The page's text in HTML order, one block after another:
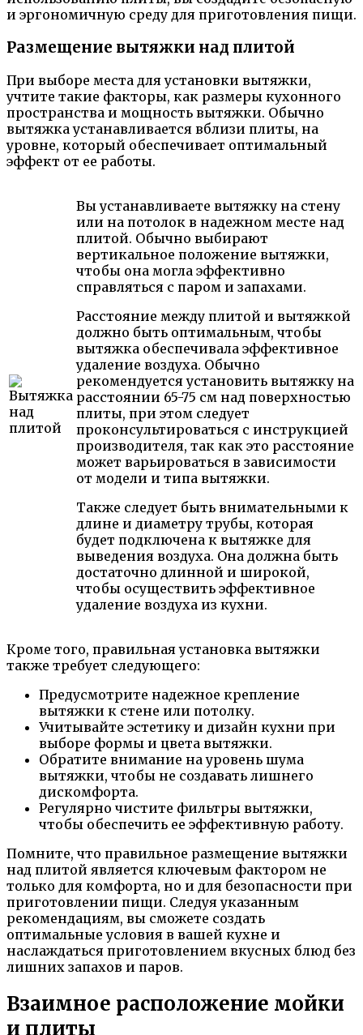
и эргономичную среду для приготовления пищи.
Размещение вытяжки над плитой
При выборе места для установки вытяжки,
учтите такие факторы, как размеры кухонного
пространства и мощность вытяжки. Обычно
вытяжка устанавливается вблизи плиты, на
уровне, который обеспечивает оптимальный
эффект от ее работы.
Вы устанавливаете вытяжку на стену
или на потолок в надежном месте над
плитой. Обычно выбирают
вертикальное положение вытяжки,
чтобы она могла эффективно
справляться с паром и запахами.
Расстояние между плитой и вытяжкой
должно быть оптимальным, чтобы
вытяжка обеспечивала эффективное
удаление воздуха. Обычно
рекомендуется установить вытяжку на
расстоянии 65-75 см над поверхностью
плиты, при этом следует
проконсультироваться с инструкцией
производителя, так как это расстояние
может варьироваться в зависимости
от модели и типа вытяжки.
Также следует быть внимательными к
длине и диаметру трубы, которая
будет подключена к вытяжке для
выведения воздуха. Она должна быть
достаточно длинной и широкой,
чтобы осуществить эффективное
удаление воздуха из кухни.
Кроме того, правильная установка вытяжки
также требует следующего:
Предусмотрите надежное крепление
вытяжки к стене или потолку.
Учитывайте эстетику и дизайн кухни при
выборе формы и цвета вытяжки.
Обратите внимание на уровень шума
вытяжки, чтобы не создавать лишнего
дискомфорта.
Регулярно чистите фильтры вытяжки,
чтобы обеспечить ее эффективную работу.
Помните, что правильное размещение вытяжки
над плитой является ключевым фактором не
только для комфорта, но и для безопасности при
приготовлении пищи. Следуя указанным
рекомендациям, вы сможете создать
оптимальные условия в вашей кухне и
наслаждаться приготовлением вкусных блюд без
лишних запахов и паров.
Взаимное расположение мойки
и плиты